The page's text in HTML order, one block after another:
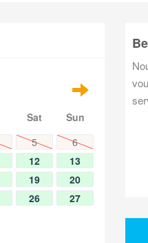
Sat
Sun
5
6
12
13
19
20
26
27